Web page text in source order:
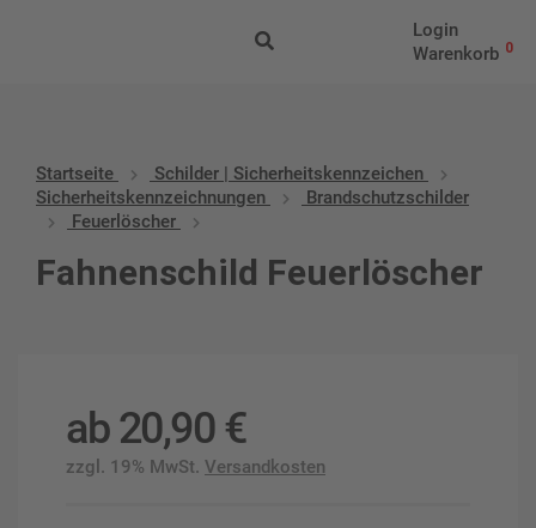
Login
Warenkorb 0
Startseite
Schilder | Sicherheitskennzeichen
Sicherheitskennzeichnungen
Brandschutzschilder
Feuerlöscher
Fahnenschild Feuerlöscher
ab20,90 €
zzgl. 19% MwSt. Versandkosten